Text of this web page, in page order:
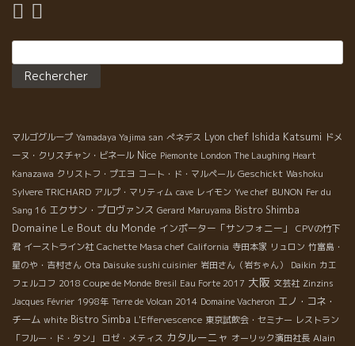
戸田社長、また、一緒に一杯やりましょう！ ルネ・ジャ
マルゴグループ Yamadaya Yajima san ぺネデス Lyon chef Ishida Katsumi ドメ
ーヌ・クリスチャン・ビネール Nice Piemonte London The Laughing Heart
Kanazawa クリストフ・プエヨ コート・ド・マルペール Geschickt Washoku
Sylvere TRICHARD アルプ・マリティム cave レイモン Yve chef BUNON Fer du
Sang 16 エクサン・プロヴァンス Gerard Maruyama Bistro Shimba
Domaine Le Bout du Monde インポーター「サンフォニー」
CPVの竹下
君 イーストライン社 Cachette Masa chef California 寺田本家 リュロン 竹富島・
星のや・吉村さん Ota Daisuke sushi cuisinier 岩田さん（岩ちゃん） Daikin カエ
フェルコフ 2018 Coupe de Monde Bresil Eau Forte 2017 大阪 文芸社 Zinzins
Jacques Février 1998年 Terre de Volcan 2014 Domaine Vacheron エノ・コネ・
チーム white Bistro Simba L'Effervescence 東京試飲会・セミナー レストラン
「フルー・ド・タン」
ロゼ・メティス カタルーニャ オーリック濱田社長 Alain